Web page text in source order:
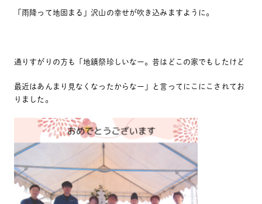
「雨降って地固まる」沢山の幸せが吹き込みますように。
通りすがりの方も「地鎮祭珍しいなー。昔はどこの家でもしたけど
最近はあんまり見なくなったからなー」と言ってにこにこされてお
りました。